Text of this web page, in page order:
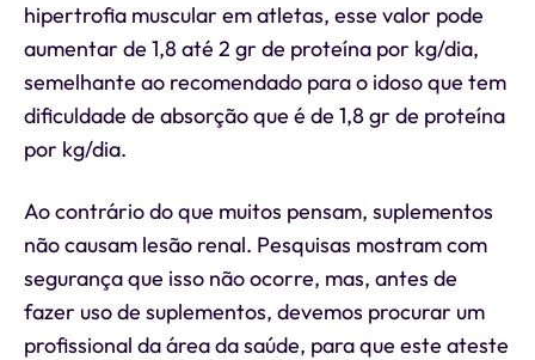
hipertrofia muscular em atletas, esse valor pode
aumentar de 1,8 até 2 gr de proteína por kg/dia,
semelhante ao recomendado para o idoso que tem
dificuldade de absorção que é de 1,8 gr de proteína
por kg/dia.
Ao contrário do que muitos pensam, suplementos
não causam lesão renal. Pesquisas mostram com
segurança que isso não ocorre, mas, antes de
fazer uso de suplementos, devemos procurar um
profissional da área da saúde, para que este ateste